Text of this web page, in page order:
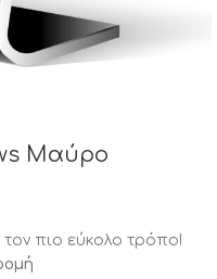
Μαύρο
πιο εύκολο τρόπο!